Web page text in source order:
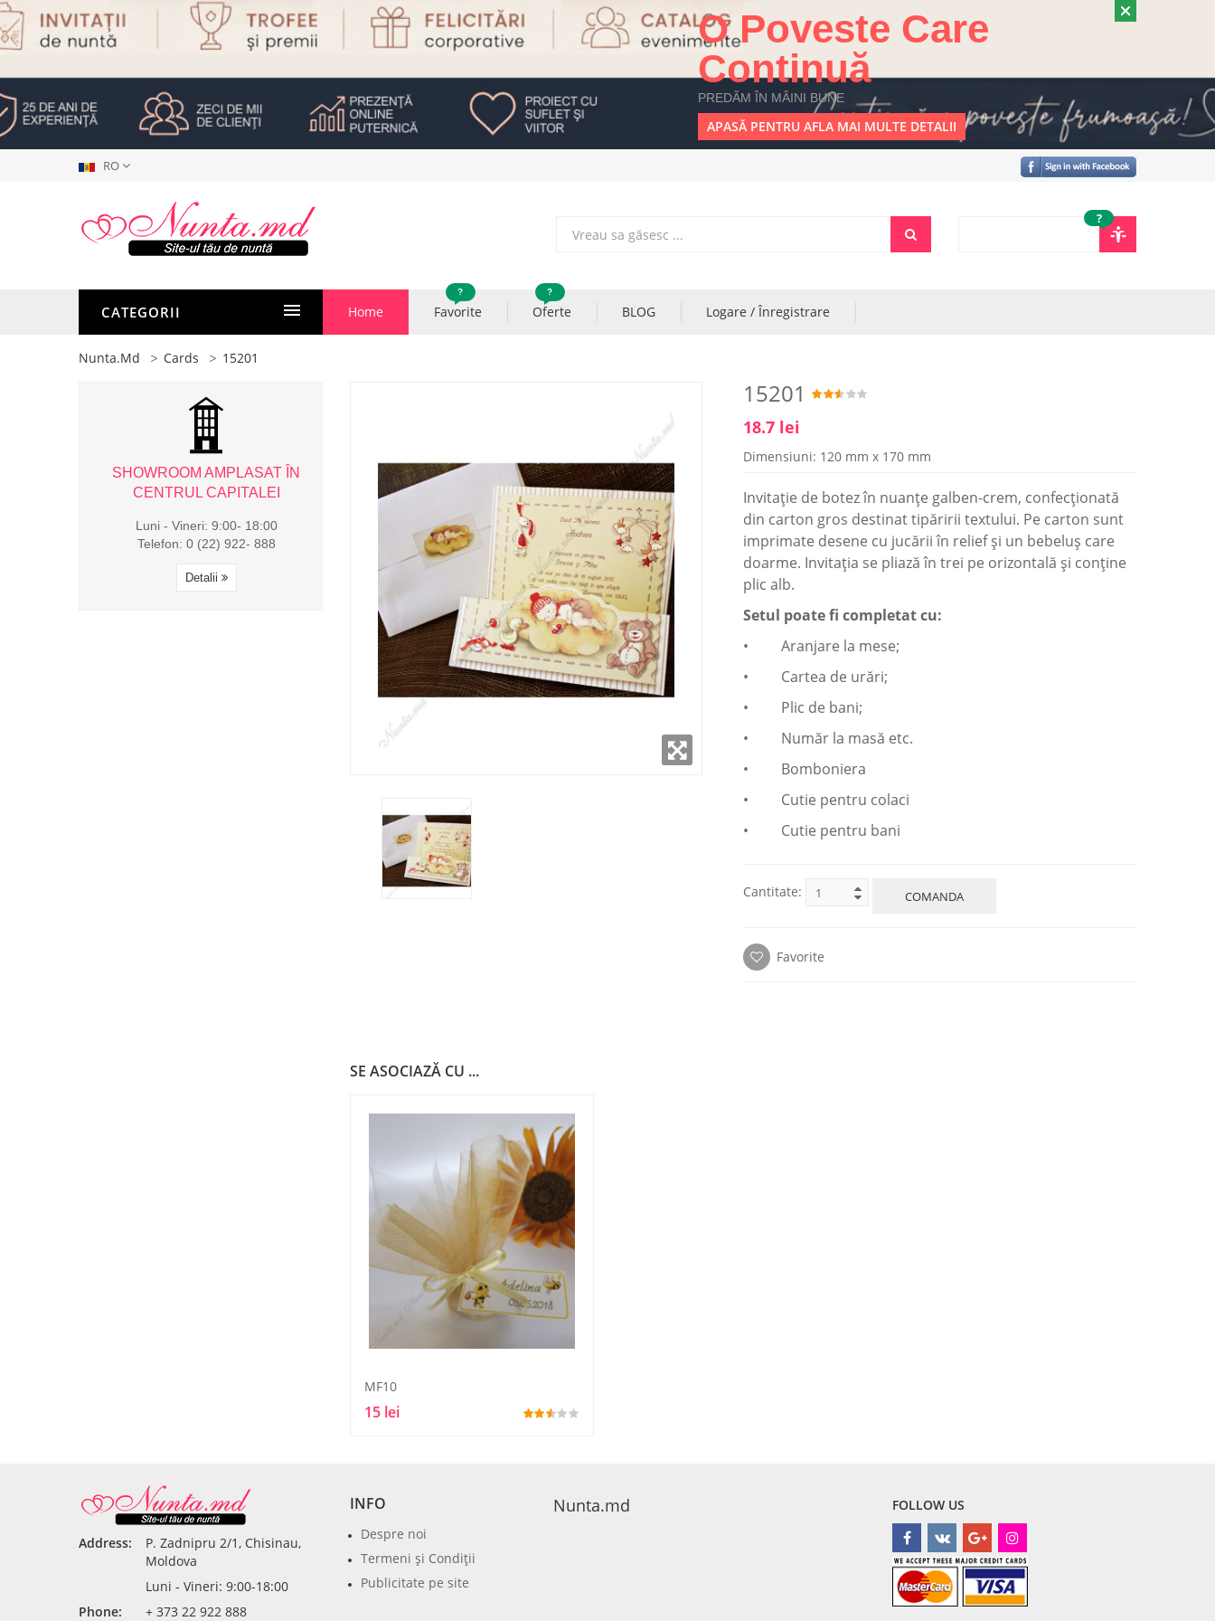
O Poveste Care
Continuă
PREDĂM ÎN MÂINI BUNE
APASĂ PENTRU AFLA MAI MULTE DETALII
RO
?
CATEGORII Home Favorite
?
Oferte
?
BLOG Logare / Înregistrare
Nunta.md Cards 15201
15201
18.7 lei
Dimensiuni: 120 mm x 170 mm
Invitație de botez în nuanțe galben-crem, confecționată
din carton gros destinat tipăririi textului. Pe carton sunt
imprimate desene cu jucării în relief și un bebeluș care
doarme. Invitația se pliază în trei pe orizontală și conține
plic alb.
Setul poate fi completat cu:
• Aranjare la mese;
• Cartea de urări;
• Plic de bani;
• Număr la masă etc.
• Bomboniera
• Cutie pentru colaci
• Cutie pentru bani
Cantitate: COMANDA
Favorite
SE ASOCIAZĂ CU ...
MF10
15 lei
SHOWROOM AMPLASAT ÎN
CENTRUL CAPITALEI
Luni - Vineri: 9:00- 18:00
Telefon: 0 (22) 922- 888
Detalii
SHOWROOM AMPLASAT ÎN
CENTRUL CAPITALEI
Luni - Vineri: 9:00- 18:00
Telefon: 0 (22) 922- 888
SHOWROOM AMPLASAT ÎN
CENTRUL CAPITALEI
Luni - Vineri: 9:00- 18:00
Telefon: 0 (22) 922- 888
Detalii
Address:
P. Zadnipru 2/1, Chisinau,
Moldova
Luni - Vineri: 9:00-18:00
Phone:
+ 373 22 922 888
INFO
Despre noi
Termeni şi Condiţii
Publicitate pe site
Nunta.md FOLLOW US